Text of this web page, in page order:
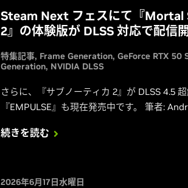
Steam Next フェスにて『
2』の体験版が DLSS 対応で配信
特集記事 Frame Generation GeForce RTX 50
Generation NVIDIA DLSS
さらに、『サブノーティカ 2』が DLSS 4.5
『EMPULSE』も現在発売中です。 筆者:
続きを読む
2026年6月17日水曜日